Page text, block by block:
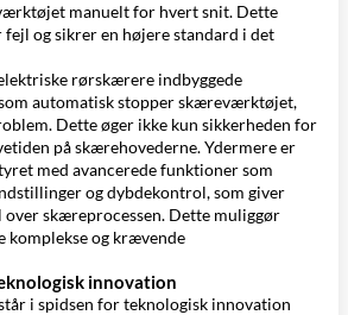
manuelt for hvert snit. Dette
og sikrer en højere standard i det
rørskærere indbyggede
automatisk stopper skæreværktøjet,
Dette øger ikke kun sikkerheden for
på skærehovederne. Ydermere er
med avancerede funktioner som
og dybdekontrol, som giver
skæreprocessen. Dette muliggør
komplekse og krævende
innovation
i spidsen for teknologisk innovation